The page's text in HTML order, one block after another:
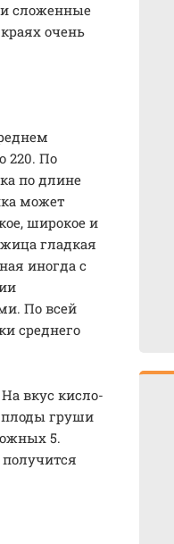
сложенные
очень
220. По
по длине
может
широкое и
гладкая
иногда с
По всей
среднего
вкус кисло-
плоды груши
5.